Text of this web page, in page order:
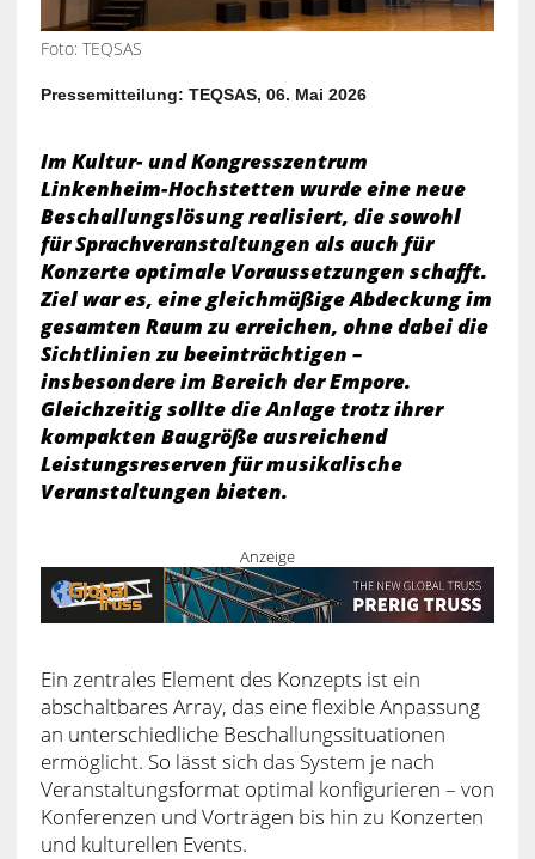
Foto: TEQSAS
Pressemitteilung: TEQSAS, 06. Mai 2026
Im Kultur- und Kongresszentrum
Linkenheim-Hochstetten wurde eine neue
Beschallungslösung realisiert, die sowohl
für Sprachveranstaltungen als auch für
Konzerte optimale Voraussetzungen schafft.
Ziel war es, eine gleichmäßige Abdeckung im
gesamten Raum zu erreichen, ohne dabei die
Sichtlinien zu beeinträchtigen –
insbesondere im Bereich der Empore.
Gleichzeitig sollte die Anlage trotz ihrer
kompakten Baugröße ausreichend
Leistungsreserven für musikalische
Veranstaltungen bieten.
Anzeige
Ein zentrales Element des Konzepts ist ein
abschaltbares Array, das eine flexible Anpassung
an unterschiedliche Beschallungssituationen
ermöglicht. So lässt sich das System je nach
Veranstaltungsformat optimal konfigurieren – von
Konferenzen und Vorträgen bis hin zu Konzerten
und kulturellen Events.